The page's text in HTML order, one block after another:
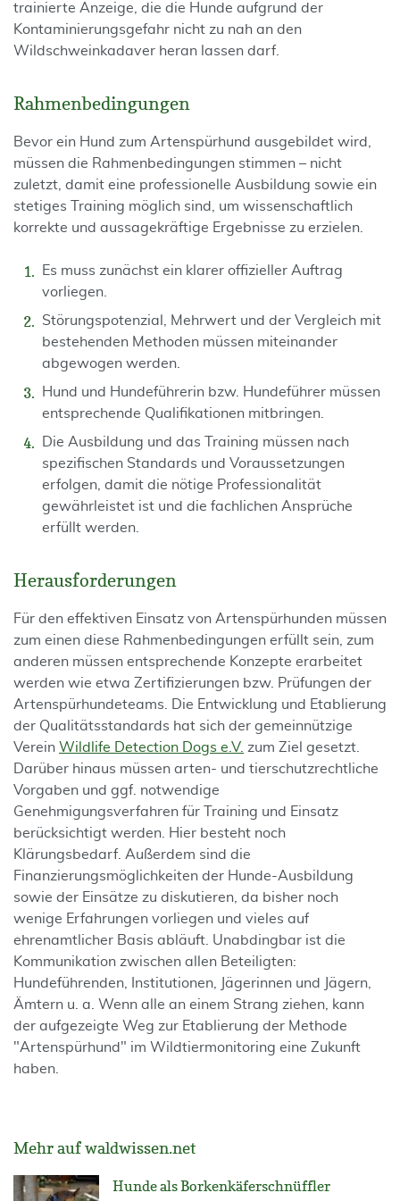
trainierte Anzeige, die die Hunde aufgrund der
Kontaminierungsgefahr nicht zu nah an den
Wildschweinkadaver heran lassen darf.
Rahmenbedingungen
Bevor ein Hund zum Artenspürhund ausgebildet wird,
müssen die Rahmenbedingungen stimmen – nicht
zuletzt, damit eine professionelle Ausbildung sowie ein
stetiges Training möglich sind, um wissenschaftlich
korrekte und aussagekräftige Ergebnisse zu erzielen.
Es muss zunächst ein klarer offizieller Auftrag
vorliegen.
Störungspotenzial, Mehrwert und der Vergleich mit
bestehenden Methoden müssen miteinander
abgewogen werden.
Hund und Hundeführerin bzw. Hundeführer müssen
entsprechende Qualifikationen mitbringen.
Die Ausbildung und das Training müssen nach
spezifischen Standards und Voraussetzungen
erfolgen, damit die nötige Professionalität
gewährleistet ist und die fachlichen Ansprüche
erfüllt werden.
Herausforderungen
Für den effektiven Einsatz von Artenspürhunden müssen
zum einen diese Rahmenbedingungen erfüllt sein, zum
anderen müssen entsprechende Konzepte erarbeitet
werden wie etwa Zertifizierungen bzw. Prüfungen der
Artenspürhundeteams. Die Entwicklung und Etablierung
der Qualitätsstandards hat sich der gemeinnützige
Verein Wildlife Detection Dogs e.V. zum Ziel gesetzt.
Darüber hinaus müssen arten- und tierschutzrechtliche
Vorgaben und ggf. notwendige
Genehmigungsverfahren für Training und Einsatz
berücksichtigt werden. Hier besteht noch
Klärungsbedarf. Außerdem sind die
Finanzierungsmöglichkeiten der Hunde-Ausbildung
sowie der Einsätze zu diskutieren, da bisher noch
wenige Erfahrungen vorliegen und vieles auf
ehrenamtlicher Basis abläuft. Unabdingbar ist die
Kommunikation zwischen allen Beteiligten:
Hundeführenden, Institutionen, Jägerinnen und Jägern,
Ämtern u. a. Wenn alle an einem Strang ziehen, kann
der aufgezeigte Weg zur Etablierung der Methode
"Artenspürhund" im Wildtiermonitoring eine Zukunft
haben.
Mehr auf waldwissen.net
Hunde als Borkenkäferschnüffler